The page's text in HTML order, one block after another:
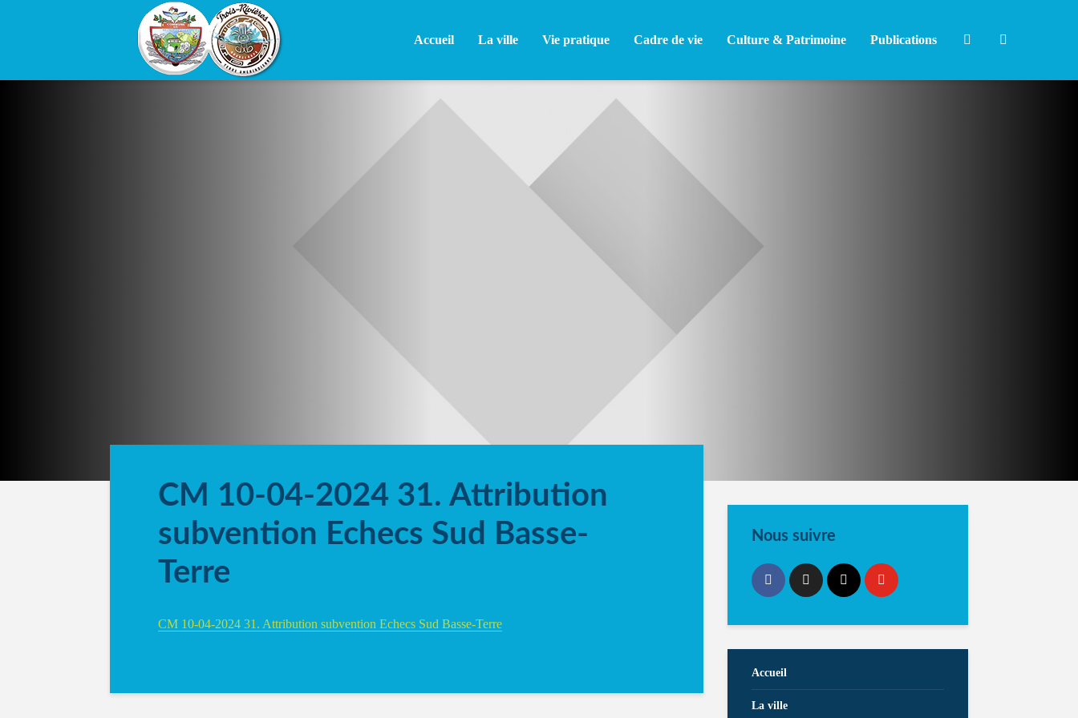
Accueil La ville Vie pratique Cadre de vie Culture & Patrimoine Publications
CM 10-04-2024 31. Attribution
subvention Echecs Sud Basse-
Terre
CM 10-04-2024 31. Attribution subvention Echecs Sud Basse-Terre
Nous suivre
Accueil
La ville